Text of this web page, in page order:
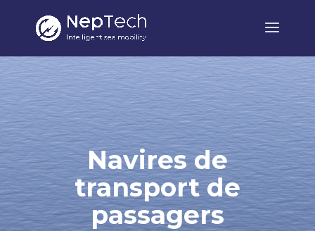
Navires de
transport de
passagers